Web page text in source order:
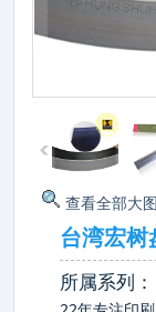
查看全部大图
台湾宏树
所属系列：